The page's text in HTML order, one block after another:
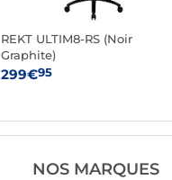
REKT ULTIM8-RS (Noir
Graphite)
299€95
NOS MARQUES